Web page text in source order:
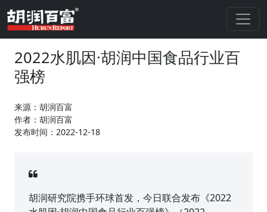
2022水肌因·胡润中国食品行业百
强榜
来源：胡润百富
作者：胡润百富
发布时间：2022-12-18
胡润研究院携手环球首发，今日联合发布《2022